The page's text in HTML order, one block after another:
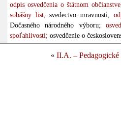
odpis osvedčenia o štátnom
sobášny list; svedectvo mravnosti;
Dočasného národného výboru;
spoľahlivosti; osvedčenie o
« II.A. –